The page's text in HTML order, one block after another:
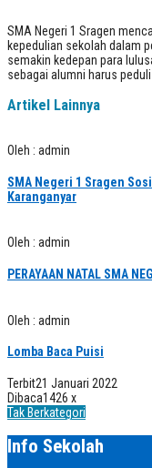
SMA Negeri 1 Sragen
kepedulian sekolah dalam
semakin kedepan para
sebagai alumni harus
Artikel Lainnya
Oleh : admin
SMA Negeri 1 Sragen
Karanganyar
Oleh : admin
PERAYAAN NATAL SMA
Oleh : admin
Lomba Baca Puisi
Terbit21 Januari 2022
Dibaca1426 x
Tak Berkategori
Info Sekolah